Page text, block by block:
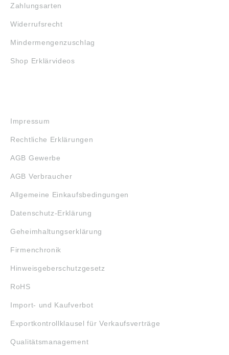
Zahlungsarten
Widerrufsrecht
Mindermengenzuschlag
Shop Erklärvideos
Impressum
Rechtliche Erklärungen
AGB Gewerbe
AGB Verbraucher
Allgemeine Einkaufsbedingungen
Datenschutz-Erklärung
Geheimhaltungserklärung
Firmenchronik
Hinweisgeberschutzgesetz
RoHS
Import- und Kaufverbot
Exportkontrollklausel für Verkaufsverträge
Qualitätsmanagement